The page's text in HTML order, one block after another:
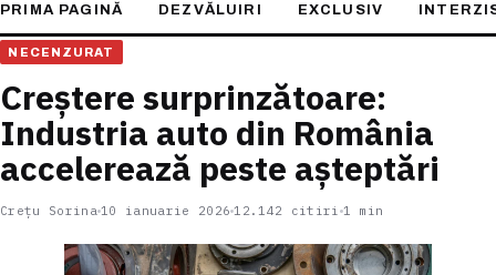
PRIMA PAGINĂ DEZVĂLUIRI EXCLUSIV
NECENZURAT
Creștere surprinzătoare:
Industria auto din România
accelerează peste așteptări
Crețu Sorina 10 ianuarie 2026 12.142 citiri 1 min